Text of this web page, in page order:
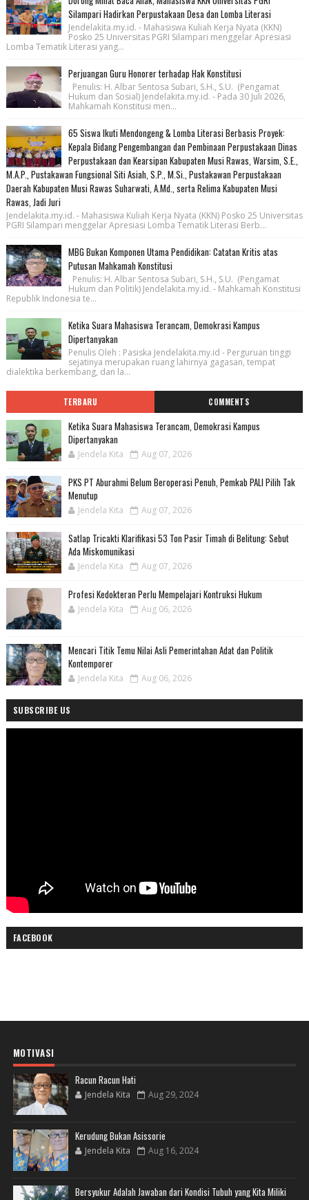
Silampari Hadirkan Perpustakaan Desa dan Lomba Literasi
Jendelakita.my.id. - Mahasiswa Kuliah Kerja Nyata (KKN)
Posko 25 Universitas PGRI Silampari menggelar Apresiasi
Lomba Tematik Literasi yang...
Perjuangan Guru Honorer terhadap Hak Konstitusi
Penulis: H. Albar Sentosa Subari, S.H., S.U. (Pengamat
Hukum dan Sosial) Jendelakita.my.id. - Pada 30 Juli 2026,
Mahkamah Konstitusi men...
65 Siswa Ikuti Mendongeng & Lomba Literasi Berbasis Proyek:
Kepala Bidang Pengembangan dan Pembinaan Perpustakaan Dinas
Perpustakaan dan Kearsipan Kabupaten Musi Rawas, Warsim, S.E.,
M.A.P., Pustakawan Fungsional Siti Asiah, S.P., M.Si., Pustakawan Perpustakaan
Daerah Kabupaten Musi Rawas Suharwati, A.Md., serta Relima Kabupaten Musi
Rawas, Jadi Juri
Jendelakita.my.id. - Mahasiswa Kuliah Kerja Nyata (KKN) Posko 25 Universitas
PGRI Silampari menggelar Apresiasi Lomba Tematik Literasi Berb...
MBG Bukan Komponen Utama Pendidikan: Catatan Kritis atas
Putusan Mahkamah Konstitusi
Penulis: H. Albar Sentosa Subari, S.H., S.U. (Pengamat
Hukum dan Politik) Jendelakita.my.id. - Mahkamah Konstitusi
Republik Indonesia te...
Ketika Suara Mahasiswa Terancam, Demokrasi Kampus
Dipertanyakan
Penulis Oleh : Pasiska Jendelakita.my.id - Perguruan tinggi
sejatinya merupakan ruang lahirnya gagasan, tempat
dialektika berkembang, dan la...
TERBARU COMMENTS
Ketika Suara Mahasiswa Terancam, Demokrasi Kampus
Dipertanyakan
Jendela Kita Aug 07, 2026
PKS PT Aburahmi Belum Beroperasi Penuh, Pemkab PALI Pilih Tak
Menutup
Jendela Kita Aug 07, 2026
Satlap Tricakti Klarifikasi 53 Ton Pasir Timah di Belitung: Sebut
Ada Miskomunikasi
Jendela Kita Aug 07, 2026
Profesi Kedokteran Perlu Mempelajari Kontruksi Hukum
Jendela Kita Aug 06, 2026
Mencari Titik Temu Nilai Asli Pemerintahan Adat dan Politik
Kontemporer
Jendela Kita Aug 06, 2026
SUBSCRIBE US
FACEBOOK
MOTIVASI
Racun Racun Hati
Jendela Kita Aug 29, 2024
Kerudung Bukan Asissorie
Jendela Kita Aug 16, 2024
Bersyukur Adalah Jawaban dari Kondisi Tubuh yang Kita Miliki